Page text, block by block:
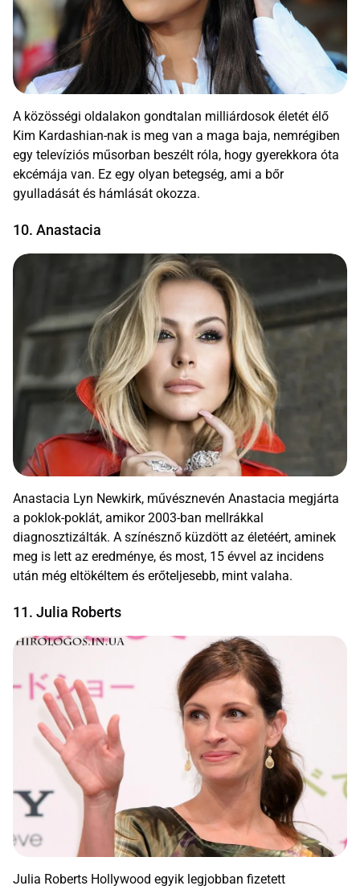
A közösségi oldalakon gondtalan milliárdosok életét élő
Kim Kardashian-nak is meg van a maga baja, nemrégiben
egy televíziós műsorban beszélt róla, hogy gyerekkora óta
ekcémája van. Ez egy olyan betegség, ami a bőr
gyulladását és hámlását okozza.
10. Anastacia
Anastacia Lyn Newkirk, művésznevén Anastacia megjárta
a poklok-poklát, amikor 2003-ban mellrákkal
diagnosztizálták. A színésznő küzdött az életéért, aminek
meg is lett az eredménye, és most, 15 évvel az incidens
után még eltökéltem és erőteljesebb, mint valaha.
11. Julia Roberts
Julia Roberts Hollywood egyik legjobban fizetett